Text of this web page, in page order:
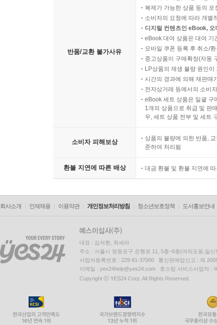
반품/교환 불가사유
복제가 가능한 상품 등의
소비자의 요청에 따라 개별
디지털 컨텐츠인 eBook,
eBook 대여 상품은 대여 기
모바일 쿠폰 등록 후 취소/
중고상품이 구매확정(자동
LP상품의 재생 불량 원인
시간의 경과에 의해 재판매
전자상거래 등에서의 소비
eBook 세트 상품은 일괄 구
1개의 상품으로 취급 및 판
우, 세트 상품 전부 및 세트
소비자 피해보상
상품의 불량에 의한 반품,
준하여 처리됨
환불 지연에 따른 배상 대금 환불 및 환불 지연에
회사소개 인재채용 이용약관 개인정보처리방침 청소년보호정책 도서홍보안내
대표 : 김석환, 최세라
주소 : 서울시 영등포구 은행로 11, 5층~6층(여의도동,일신
사업자등록번호 : 229-81-37000 통신판매업신고 : 제
이메일 : yes24help@yes24.com 호스팅 서비스사업자 :
Copyright ⓒ YES24 Corp. All Rights Reserved.